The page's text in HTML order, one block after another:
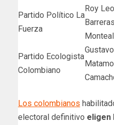
Partido Político La
Fuerza
Roy
Barreras
Partido Ecologista
Colombiano
Gustavo
Los colombianos
electoral definitivo eligen